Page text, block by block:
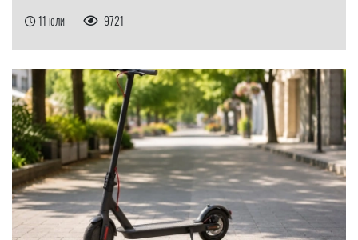
11 юли 9721